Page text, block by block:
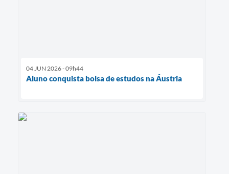
04 JUN 2026 - 09h44
Aluno conquista bolsa de estudos na Áustria